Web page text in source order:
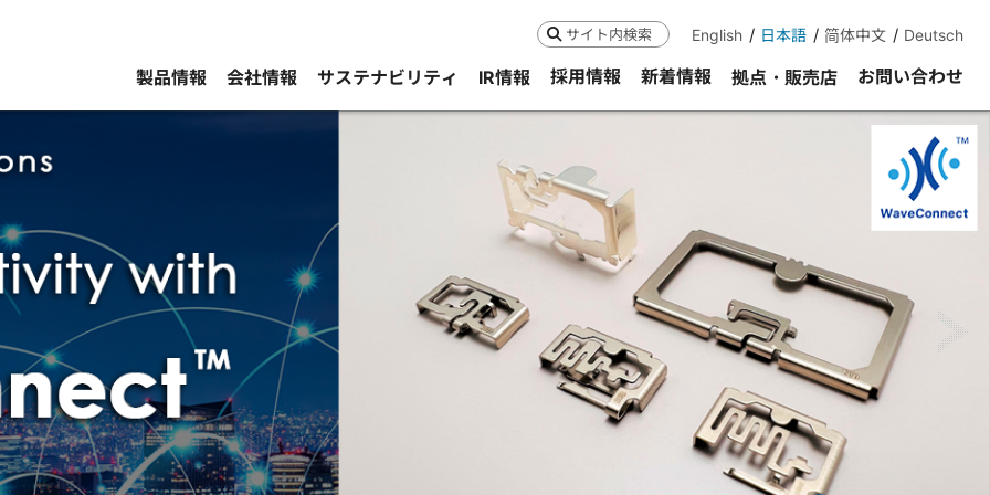
検索 English 日本語 简体中文 Deutsch
製品情報 会社情報 サステナビリティ IR情報 採用情報 新着情報 拠点・販売店 お問い合わせ